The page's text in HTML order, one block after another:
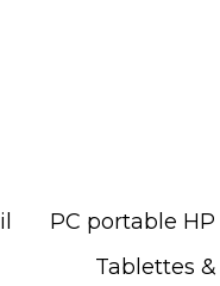
PC portable HP
Tablettes